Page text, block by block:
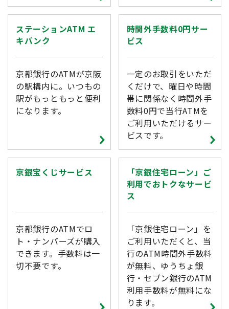
ステーションATM エ
キバンク
京都銀行のATMが京阪
の駅構内に。いつもの
駅がもっともっと便利
になります。
時間外手数料0円サー
ビス
一定のお取引をいただ
くだけで、曜日や時間
帯に関係なく時間外手
数料0円で当行ATMを
ご利用いただけるサー
ビスです。
京銀宝くじサービス
京都銀行のATMでロ
ト・ナンバーズが購入
できます。手数料は一
切不要です。
「京銀住宅ローン」ご
利用でおトクなサービ
ス
「京銀住宅ローン」を
ご利用いただくと、当
行のATM時間外手数料
が無料、ゆうちょ銀
行・セブン銀行のATM
利用手数料が無料にな
ります。